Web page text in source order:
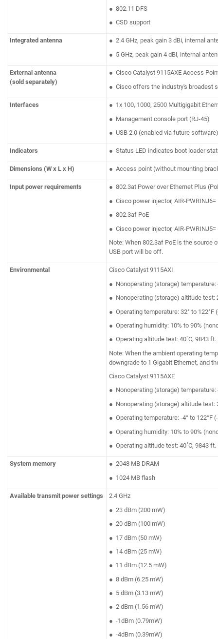
● 802.11 DFS
● CSD support
Integrated antenna
● 2.4 GHz, peak gain 3 dBi, internal
● 5 GHz, peak gain 4 dBi, internal
External antenna
(sold separately)
● Cisco Catalyst 9115AXE Access
● Cisco offers the industry's broadest
Interfaces
● 1x 100, 1000, 2500 Multigigabit
● Management console port (RJ-45)
● USB 2.0 (enabled via future software)
Indicators ● Status LED indicates boot loader
Dimensions (W x L x H) ● Access point (without mounting
Input power requirements
● 802.3at Power over Ethernet Plus
● Cisco power injector, AIR-PWRINJ6=
● 802.3af PoE
● Cisco power injector, AIR-
Note: When 802.3af PoE is the source
USB port will be off.
Environmental
Cisco Catalyst 9115AXI
● Nonoperating (storage) temperature:
● Nonoperating (storage) altitude test:
● Operating temperature: 32° to 122°F
● Operating humidity: 10% to 90%
● Operating altitude test: 40˚C, 9843 ft.
Note: When the ambient operating
downgrade to 1 Gigabit Ethernet, and
Cisco Catalyst 9115AXE
● Nonoperating (storage) temperature:
● Nonoperating (storage) altitude test:
● Operating temperature: -4° to 122°F
● Operating humidity: 10% to 90%
● Operating altitude test: 40˚C, 9843 ft.
System memory
● 2048 MB DRAM
● 1024 MB flash
Available transmit power settings
2.4 GHz
● 23 dBm (200 mW)
● 20 dBm (100 mW)
● 17 dBm (50 mW)
● 14 dBm (25 mW)
● 11 dBm (12.5 mW)
● 8 dBm (6.25 mW)
● 5 dBm (3.13 mW)
● 2 dBm (1.56 mW)
● -1dBm (0.79mW)
● -4dBm (0.39mW)